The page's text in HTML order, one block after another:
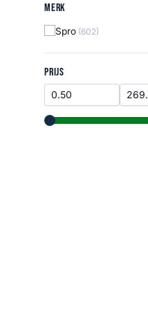
Merk
Merk
Spro (602)
Prijs
PRIJS
range slider button